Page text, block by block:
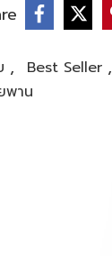
, Best Seller ,
พาน